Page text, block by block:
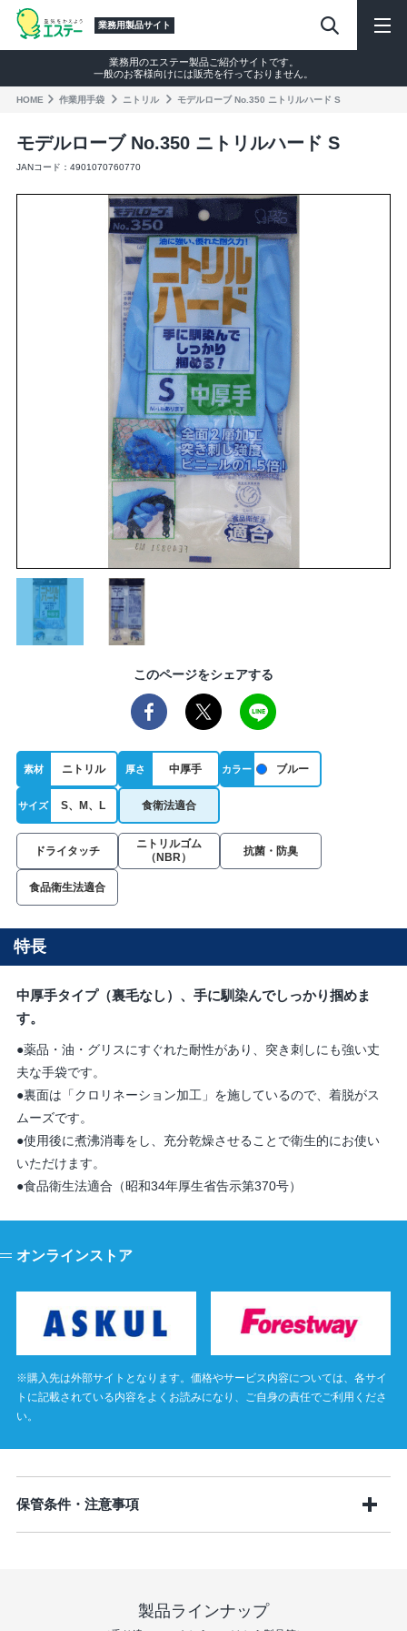
業務用製品サイト
業務用のエステー製品ご紹介サイトです。
一般のお客様向けには販売を行っておりません。
HOME 作業⽤⼿袋 ニトリル モデルローブ No.350 ニトリルハード S
モデルローブ No.350 ニトリルハード S
JANコード：4901070760770
このページをシェアする
素材 ニトリル 厚さ 中厚手 カラー ブルー
サイズ S、M、L 食衛法適合
ドライタッチ
ニトリルゴム
（NBR）
抗菌・防臭
食品衛生法適合
特長
中厚手タイプ（裏毛なし）、手に馴染んでしっかり掴めま
す。
●薬品・油・グリスにすぐれた耐性があり、突き刺しにも強い丈
夫な手袋です。
●裏面は「クロリネーション加工」を施しているので、着脱がス
ムーズです。
●使用後に煮沸消毒をし、充分乾燥させることで衛生的にお使い
いただけます。
●食品衛生法適合（昭和34年厚生省告示第370号）
オンラインストア
※購入先は外部サイトとなります。価格やサービス内容については、各サイ
トに記載されている内容をよくお読みになり、ご自身の責任でご利用くださ
い。
保管条件・注意事項
製品ラインナップ